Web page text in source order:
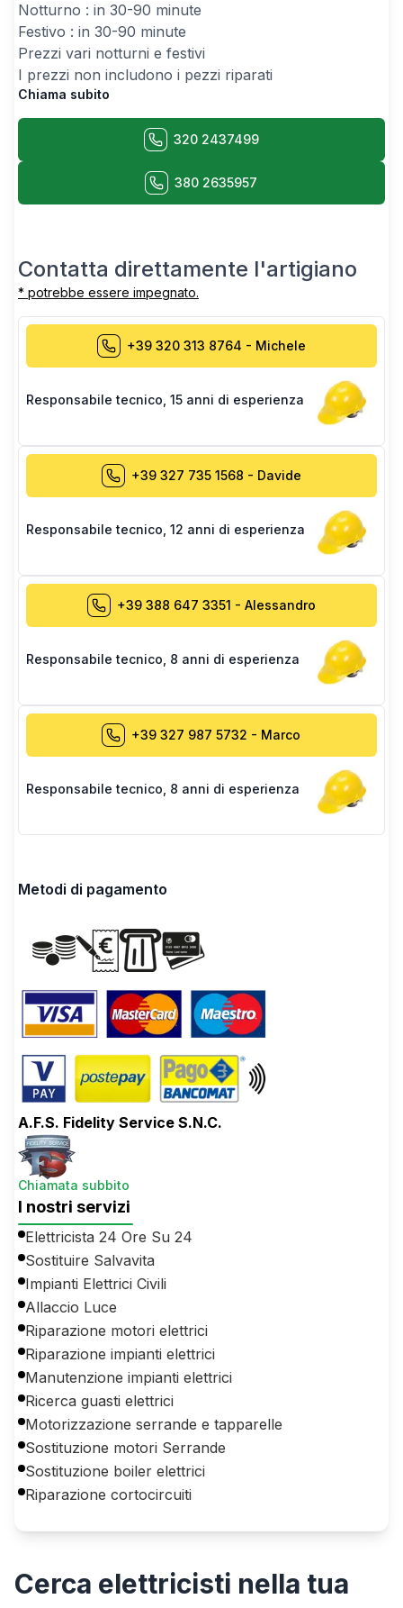
Notturno : in 30-90 minute
Festivo : in 30-90 minute
Prezzi vari notturni e festivi
I prezzi non includono i pezzi riparati
Chiama subito
320 2437499
380 2635957
Contatta direttamente l'artigiano
* potrebbe essere impegnato.
+39 320 313 8764 - Michele
Responsabile tecnico 15 anni di esperienza
+39 327 735 1568 - Davide
Responsabile tecnico 12 anni di esperienza
+39 388 647 3351 - Alessandro
Responsabile tecnico 8 anni di esperienza
+39 327 987 5732 - Marco
Responsabile tecnico 8 anni di esperienza
Metodi di pagamento
A.F.S. Fidelity Service S.N.C.
Chiamata subbito
I nostri servizi
Elettricista 24 Ore Su 24
Sostituire Salvavita
Impianti Elettrici Civili
Allaccio Luce
Riparazione motori elettrici
Riparazione impianti elettrici
Manutenzione impianti elettrici
Ricerca guasti elettrici
Motorizzazione serrande e tapparelle
Sostituzione motori Serrande
Sostituzione boiler elettrici
Riparazione cortocircuiti
Cerca elettricisti nella tua